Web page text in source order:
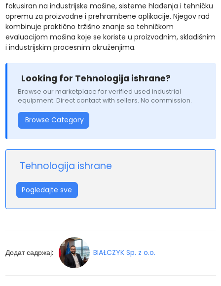
fokusiran na industrijske mašine, sisteme hlađenja i tehničku
opremu za proizvodne i prehrambene aplikacije. Njegov rad
kombinuje praktično tržišno znanje sa tehničkom
evaluacijom mašina koje se koriste u proizvodnim, skladišnim
i industrijskim procesnim okruženjima.
Looking for Tehnologija ishrane?
Browse our marketplace for verified used industrial
equipment. Direct contact with sellers. No commission.
Browse Category
Tehnologija ishrane
Pogledajte sve
Додат садржај: BIAŁCZYK Sp. z o.o.